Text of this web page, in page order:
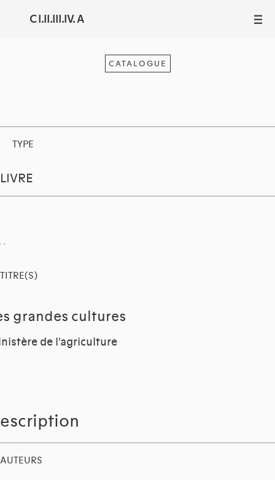
C I.II.III.IV. A III
CATALOGUE
TYPE
LIVRE
TITRE(S)
grandes cultures
de l'agriculture
AUTEURS